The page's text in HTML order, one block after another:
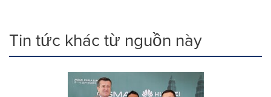
Tin tức khác từ nguồn này